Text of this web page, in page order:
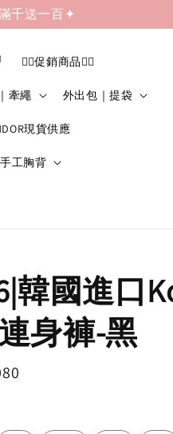
千送一百✦
❤️‍🔥促銷商品❤️‍🔥
牽繩 外出包｜提袋
現貨供應
工胸背
韓國進口
身褲-黑